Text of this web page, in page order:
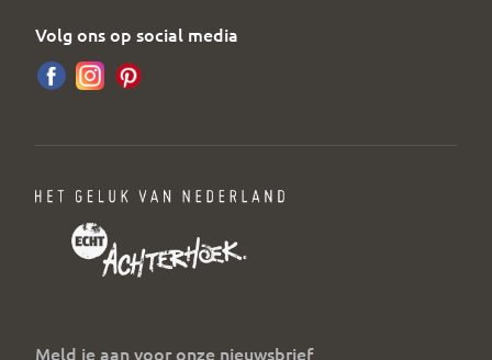
Volg ons op social media
Meld je aan voor onze nieuwsbrief